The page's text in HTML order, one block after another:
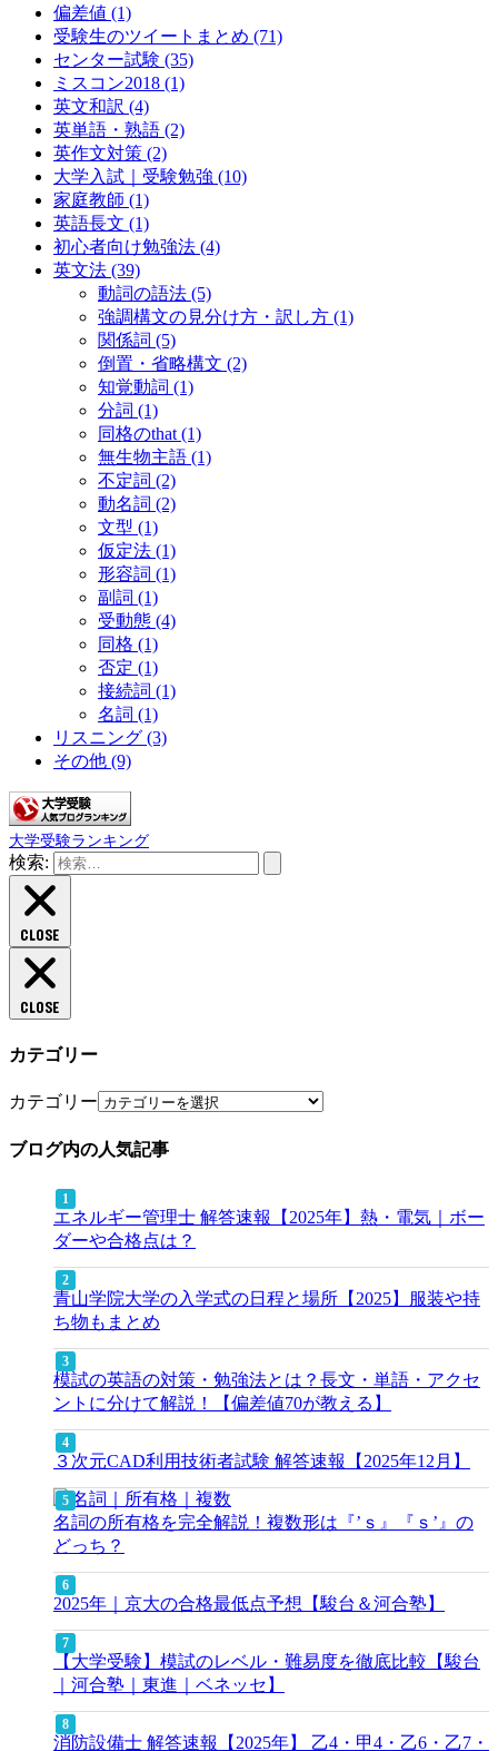
偏差値 (1)
受験生のツイートまとめ (71)
センター試験 (35)
ミスコン2018 (1)
英文和訳 (4)
英単語・熟語 (2)
英作文対策 (2)
大学入試｜受験勉強 (10)
家庭教師 (1)
英語長文 (1)
初心者向け勉強法 (4)
英文法 (39)
動詞の語法 (5)
強調構文の見分け方・訳し方 (1)
関係詞 (5)
倒置・省略構文 (2)
知覚動詞 (1)
分詞 (1)
同格のthat (1)
無生物主語 (1)
不定詞 (2)
動名詞 (2)
文型 (1)
仮定法 (1)
形容詞 (1)
副詞 (1)
受動態 (4)
同格 (1)
否定 (1)
接続詞 (1)
名詞 (1)
リスニング (3)
その他 (9)
大学受験ランキング
検索:
CLOSE
CLOSE
カテゴリー
カテゴリー
ブログ内の人気記事
エネルギー管理士 解答速報【2025年】熱・電気｜ボー
ダーや合格点は？
青山学院大学の入学式の日程と場所【2025】服装や持
ち物もまとめ
模試の英語の対策・勉強法とは？長文・単語・アクセ
ントに分けて解説！【偏差値70が教える】
３次元CAD利用技術者試験 解答速報【2025年12月】
名詞の所有格を完全解説！複数形は『’ｓ』『ｓ’』の
どっち？
2025年｜京大の合格最低点予想【駿台＆河合塾】
【大学受験】模試のレベル・難易度を徹底比較【駿台
｜河合塾｜東進｜ベネッセ】
消防設備士 解答速報【2025年】 乙4・甲4・乙6・乙7・